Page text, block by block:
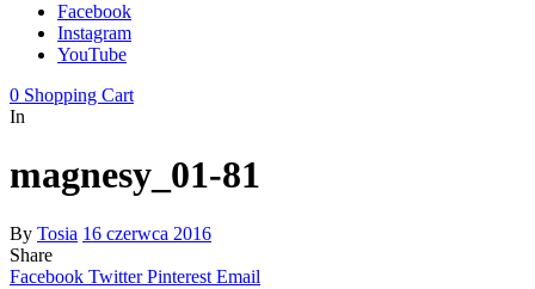
Facebook
Instagram
YouTube
0 Shopping Cart
In
magnesy_01-81
By Tosia 16 czerwca 2016
Share
Facebook Twitter Pinterest Email